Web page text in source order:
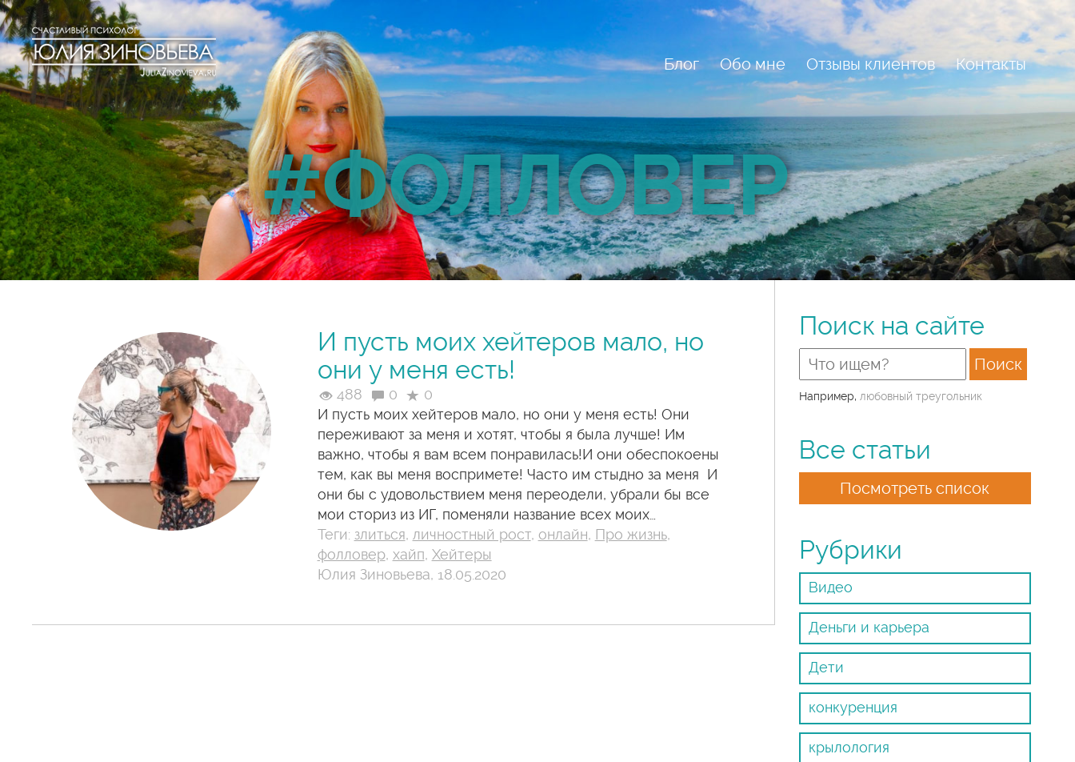
Блог Обо мне Отзывы клиентов Контакты
#ФОЛЛОВЕР
И пусть моих хейтеров мало, но
они у меня есть!
488 0
0
И пусть моих хейтеров мало, но они у меня есть! Они
переживают за меня и хотят, чтобы я была лучше! Им
важно, чтобы я вам всем понравилась!И они обеспокоены
тем, как вы меня воспримете! Часто им стыдно за меня И
они бы с удовольствием меня переодели, убрали бы все
мои сториз из ИГ, поменяли название всех моих…
Теги: злиться, личностный рост, онлайн, Про жизнь,
фолловер, хайп, Хейтеры
Юлия Зиновьева, 18.05.2020
Поиск на сайте
Например, любовный треугольник
Все статьи
Посмотреть список
Рубрики
Видео
Деньги и карьера
Дети
конкуренция
крылология